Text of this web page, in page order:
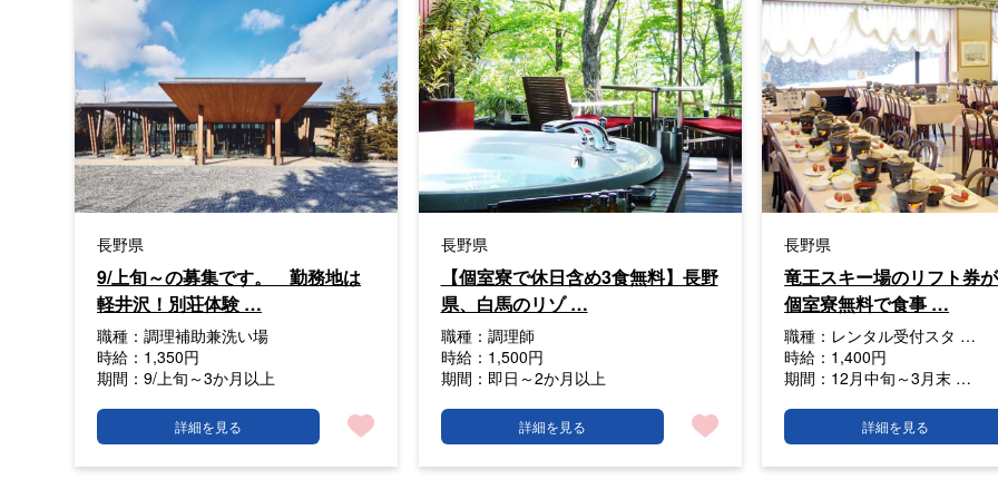
長野県
9/上旬～の募集です。 勤務地は
軽井沢！別荘体験 …
職種： 調理補助兼洗い場
時給： 1,350円
期間： 9/上旬～3か月以上
詳細を見る
長野県
【個室寮で休日含め3食無料】長野
県、白馬のリゾ …
職種： 調理師
時給： 1,500円
期間： 即日～2か月以上
詳細を見る
長野県
竜王スキー場のリフト券
個室寮無料で食事 …
職種： レンタル受付スタ …
時給： 1,400円
期間： 12月中旬～3月末 …
詳細を見る